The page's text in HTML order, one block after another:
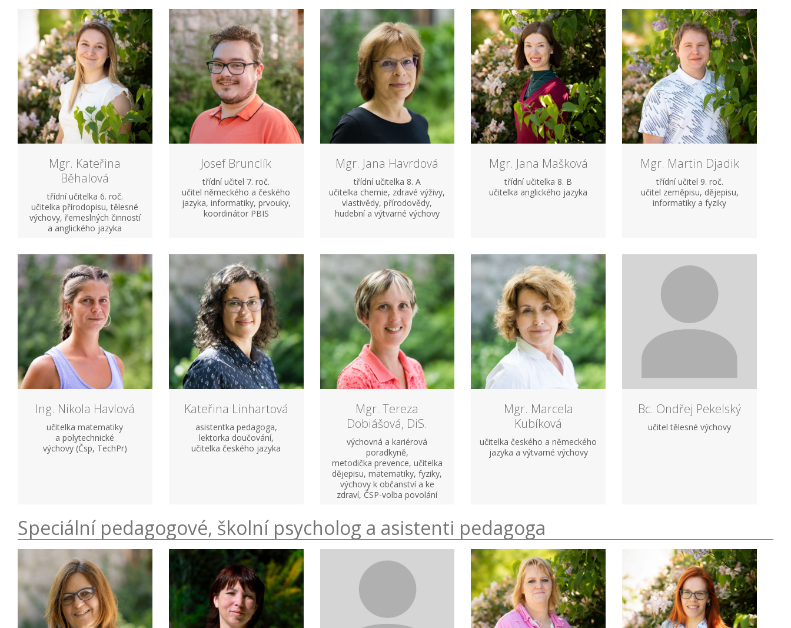
Mgr. Kateřina
Běhalová
třídní učitelka 6. roč.
učitelka přírodopisu, tělesné
výchovy, řemeslných činností
a anglického jazyka
Josef Brunclík
třídní učitel 7. roč.
učitel německého a českého
jazyka, informatiky, prvouky,
koordinátor PBIS
Mgr. Jana Havrdová
třídní učitelka 8. A
učitelka chemie, zdravé výživy,
vlastivědy, přírodovědy,
hudební a výtvarné výchovy
Mgr. Jana Mašková
třídní učitelka 8. B
učitelka anglického jazyka
Mgr. Martin Djadik
třídní učitel 9. roč.
učitel zeměpisu, dějepisu,
informatiky a fyziky
Ing. Nikola Havlová
učitelka matematiky
a polytechnické
výchovy (Čsp, TechPr)
Kateřina Linhartová
asistentka pedagoga,
lektorka doučování,
učitelka českého jazyka
Mgr. Tereza
Dobiášová, DiS.
výchovná a kariérová
poradkyně,
metodička prevence, učitelka
dějepisu, matematiky, fyziky,
výchovy k občanství a ke
zdraví, ČSP-volba povolání
Mgr. Marcela
Kubíková
učitelka českého a německého
jazyka a výtvarné výchovy
Bc. Ondřej Pekelský
učitel tělesné výchovy
Speciální pedagogové, školní psycholog a asistenti pedagoga